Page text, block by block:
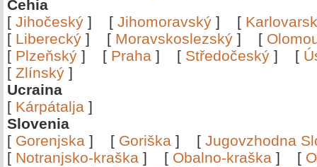
Cehia
[ Jihočeský ] [ Jihomoravský ] [
[ Liberecký ] [ Moravskoslezský ] [
[ Plzeňský ] [ Praha ] [ Středočeský ] [
[ Zlínský ]
Ucraina
[ Kárpátalja ]
Slovenia
[ Gorenjska ] [ Goriška ] [ Jugovzhodna
[ Notranjsko-kraška ] [ Obalno-kraška ] [